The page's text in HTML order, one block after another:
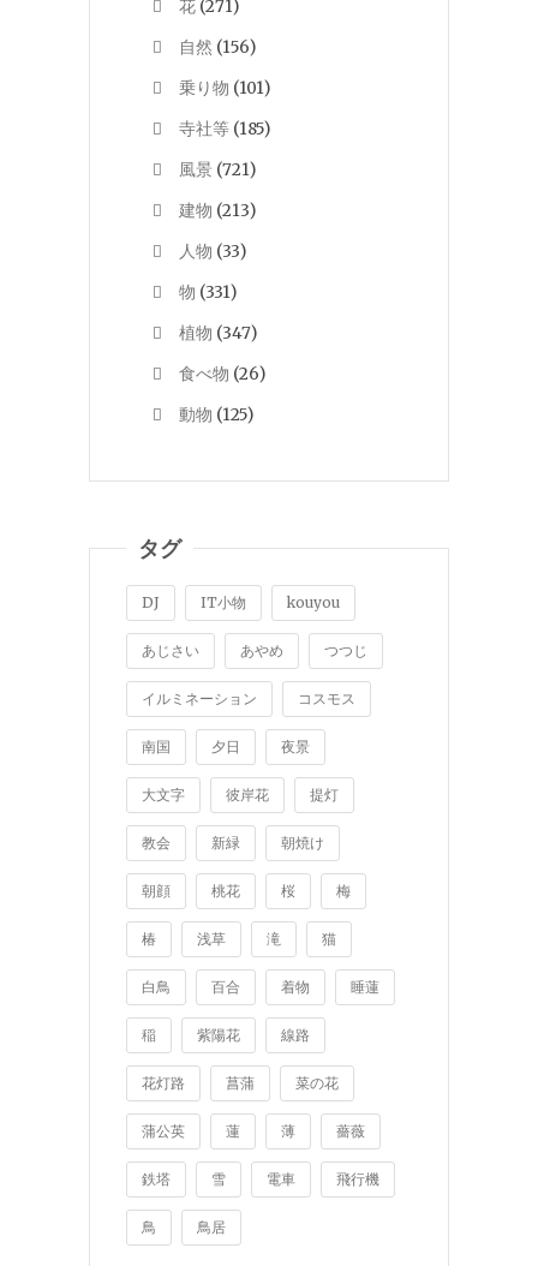
花 (271)
自然 (156)
乗り物 (101)
寺社等 (185)
風景 (721)
建物 (213)
人物 (33)
物 (331)
植物 (347)
食べ物 (26)
動物 (125)
タグ
DJ IT小物 kouyou
あじさい あやめ つつじ
イルミネーション コスモス
南国 夕日 夜景
大文字 彼岸花 提灯
教会 新緑 朝焼け
朝顔 桃花 桜 梅
椿 浅草 滝 猫
白鳥 百合 着物 睡蓮
稲 紫陽花 線路
花灯路 菖蒲 菜の花
蒲公英 蓮 薄 薔薇
鉄塔 雪 電車 飛行機
鳥 鳥居